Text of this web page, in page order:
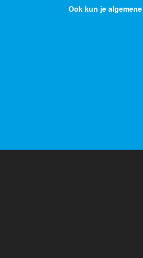
Ook kun je